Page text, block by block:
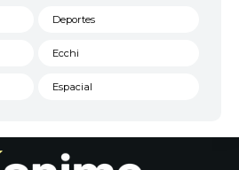
Deportes
Ecchi
Espacial
Historico